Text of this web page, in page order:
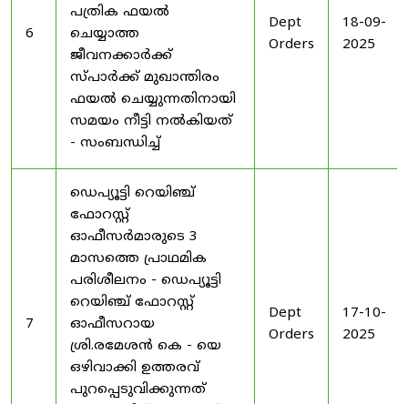
6
പത്രിക ഫയൽ
ചെയ്യാത്ത
ജീവനക്കാർക്ക്
സ്പാർക്ക് മുഖാന്തിരം
ഫയൽ ചെയ്യുന്നതിനായി
സമയം നീട്ടി നൽകിയത്
- സംബന്ധിച്ച്
Dept
Orders
18-09-
2025
7
ഡെപ്യൂട്ടി റെയിഞ്ച്
ഫോറസ്റ്റ്
ഓഫീസർമാരുടെ 3
മാസത്തെ പ്രാഥമിക
പരിശീലനം - ഡെപ്യൂട്ടി
റെയിഞ്ച് ഫോറസ്റ്റ്
ഓഫീസറായ
ശ്രി.രമേശൻ കെ - യെ
ഒഴിവാക്കി ഉത്തരവ്
പുറപ്പെടുവിക്കുന്നത്
Dept
Orders
17-10-
2025